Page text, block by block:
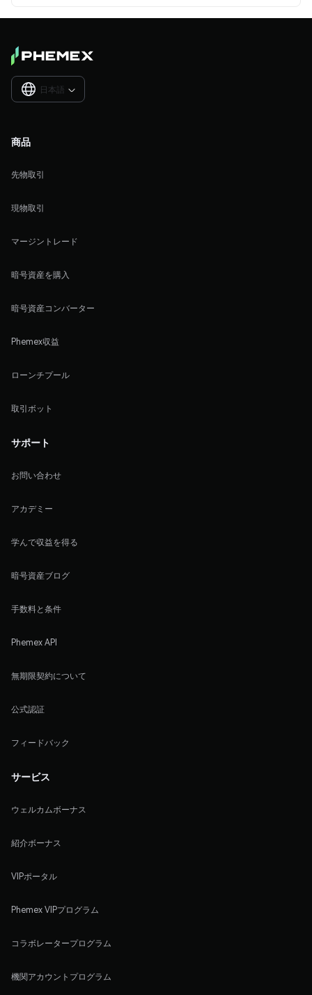
日本語 
商品
先物取引
現物取引
マージントレード
暗号資産を購入
暗号資産コンバーター
Phemex収益
ローンチプール
取引ボット
サポート
お問い合わせ
アカデミー
学んで収益を得る
暗号資産ブログ
手数料と条件
Phemex API
無期限契約について
公式認証
フィードバック
サービス
ウェルカムボーナス
紹介ボーナス
VIPポータル
Phemex VIPプログラム
コラボレータープログラム
機関アカウントプログラム